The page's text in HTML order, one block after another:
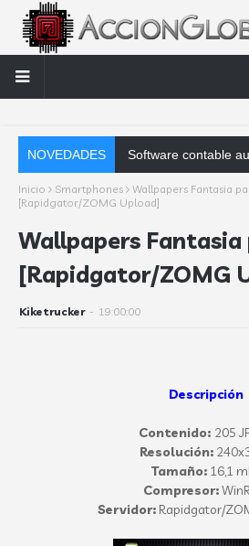
NOVEDADES Software contable automático:
Inicio Smartphones
Wallpapers Fantasia
[Rapidgator/ZOMG Upload]
Wallpapers
[Rapidgator/ZOMG
Kiketrucker - 19:00:00
Descripción
Contenido: 205
Resolución:
Tamaño:16,1
Compresor:
Servidor: Rapidgator/